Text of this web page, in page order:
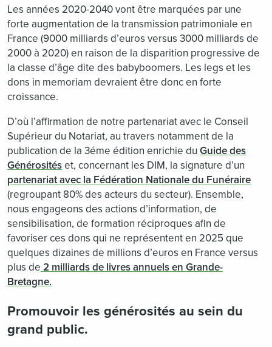
Les années 2020-2040 vont être marquées par une
forte augmentation de la transmission patrimoniale en
France (9000 milliards d’euros versus 3000 milliards de
2000 à 2020) en raison de la disparition progressive de
la classe d’âge dite des babyboomers. Les legs et les
dons in memoriam devraient être donc en forte
croissance.
D’où l’affirmation de notre partenariat avec le Conseil
Supérieur du Notariat, au travers notamment de la
publication de la 3éme édition enrichie du Guide des
Générositéset, concernant les DIM, la signature d’un
partenariat avec la Fédération Nationale du Funéraire
(regroupant 80% des acteurs du secteur). Ensemble,
nous engageons des actions d’information, de
sensibilisation, de formation réciproques afin de
favoriser ces dons qui ne représentent en 2025 que
quelques dizaines de millions d’euros en France versus
plus de 2 milliards de livres annuels en Grande-
Bretagne.
Promouvoir les générosités au sein du
grand public.